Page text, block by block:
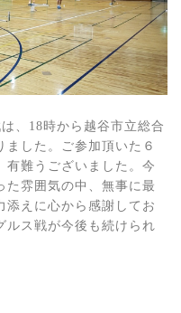
、18時から越谷市立総合
した。ご参加頂いた６
有難うございました。今
た雰囲気の中、無事に最
添えに心から感謝してお
ルス戦が今後も続けられ